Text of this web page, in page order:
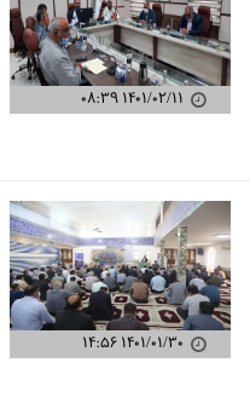
۱۴۰۱/۰۲/۱۱ ۰۸:۳۹
۱۴۰۱/۰۱/۳۰ ۱۴:۵۶